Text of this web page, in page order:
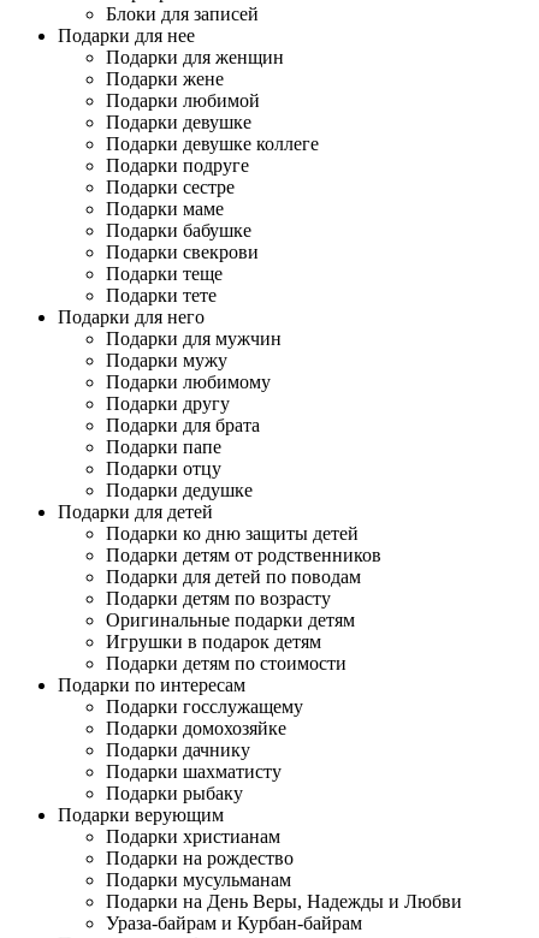
Блоки для записей
Подарки для нее
Подарки для женщин
Подарки жене
Подарки любимой
Подарки девушке
Подарки девушке коллеге
Подарки подруге
Подарки сестре
Подарки маме
Подарки бабушке
Подарки свекрови
Подарки теще
Подарки тете
Подарки для него
Подарки для мужчин
Подарки мужу
Подарки любимому
Подарки другу
Подарки для брата
Подарки папе
Подарки отцу
Подарки дедушке
Подарки для детей
Подарки ко дню защиты детей
Подарки детям от родственников
Подарки для детей по поводам
Подарки детям по возрасту
Оригинальные подарки детям
Игрушки в подарок детям
Подарки детям по стоимости
Подарки по интересам
Подарки госслужащему
Подарки домохозяйке
Подарки дачнику
Подарки шахматисту
Подарки рыбаку
Подарки верующим
Подарки христианам
Подарки на рождество
Подарки мусульманам
Подарки на День Веры, Надежды и Любви
Ураза-байрам и Курбан-байрам